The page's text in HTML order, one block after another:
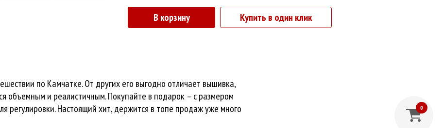
В корзину Купить в один клик
по Камчатке. От других его выгодно отличает вышивка,
объемным и реалистичным. Покупайте в подарок – с размером
регулировки. Настоящий хит, держится в топе продаж уже много
0